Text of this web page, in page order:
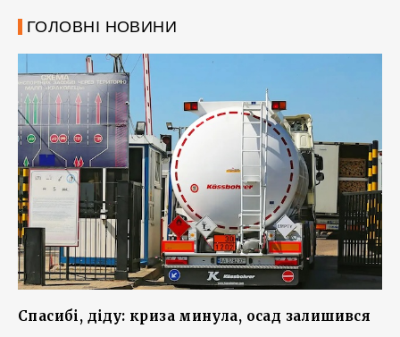
ГОЛОВНІ НОВИНИ
Спасибі, діду: криза минула, осад залишився